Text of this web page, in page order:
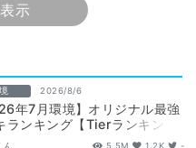
示
2026/8/6
年7月環境】オリジナル最強
ランキング【Tierランキン
ん 5.5M 1.2K -